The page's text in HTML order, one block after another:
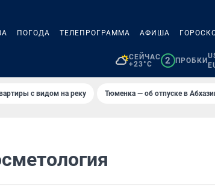
ПОГОДА ТЕЛЕПРОГРАММА АФИША
СЕЙЧАС
+23°C
2 ПРОБКИ
с видом на реку Тюменка — об отпуске в